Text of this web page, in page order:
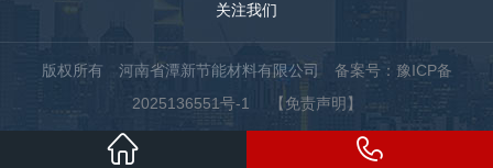
关注我们
版权所有 河南省潭新节能材料有限公司 备案号：豫ICP备
2025136551号-1
【免责声明】